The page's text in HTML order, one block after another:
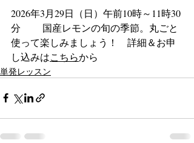
2026年3月29日（日）午前10時～11時30
分　　 国産レモンの旬の季節。丸ごと
使って楽しみましょう！　詳細＆お申
し込みはこちらから
単発レッスン